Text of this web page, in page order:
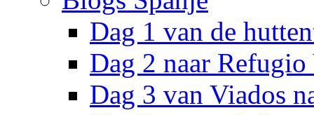
Dag 1 van de
Dag 2 naar Refugio
Dag 3 van Viados